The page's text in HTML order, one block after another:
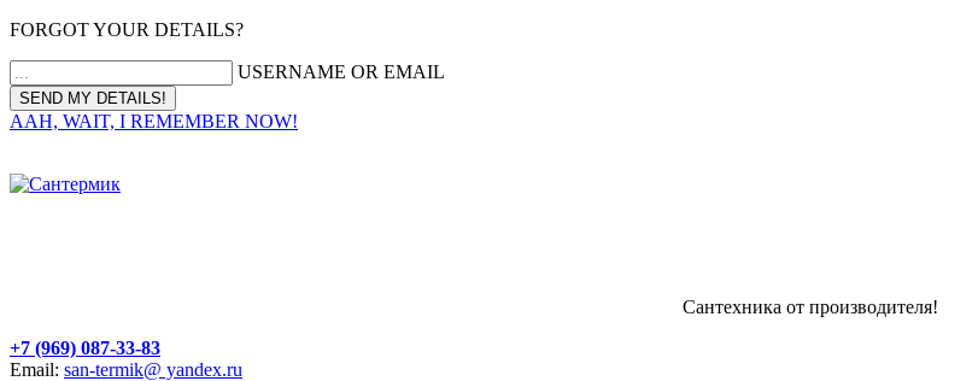
FORGOT YOUR DETAILS?
USERNAME OR EMAIL
AAH, WAIT, I REMEMBER NOW!
Сантехника от производителя!
+7 (969) 087-33-83
Email: san-termik@ yandex.ru